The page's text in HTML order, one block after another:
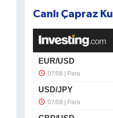
Canlı Çapraz